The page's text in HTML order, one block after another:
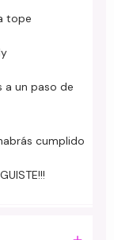
tope
a un paso de
cumplido